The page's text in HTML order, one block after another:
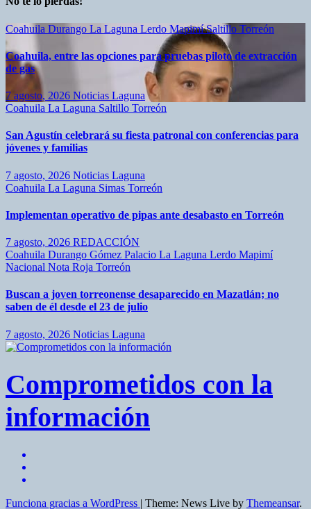
Coahuila Durango La Laguna Lerdo MapimíSaltillo Torreón
Coahuila, entre las opciones para pruebas piloto de extracción
de gas
7 agosto, 2026 Noticias Laguna
Coahuila La Laguna Saltillo Torreón
San Agustín celebrará su fiesta patronal con conferencias para
jóvenes y familias
7 agosto, 2026 Noticias Laguna
Coahuila La Laguna Simas Torreón
Implementan operativo de pipas ante desabasto en Torreón
7 agosto, 2026 REDACCIÓN
Coahuila Durango Gómez Palacio La Laguna Lerdo Mapimí
Nacional Nota Roja Torreón
Buscan a joven torreonense desaparecido en Mazatlán; no
saben de él desde el 23 de julio
7 agosto, 2026 Noticias Laguna
Comprometidos con la
información
Funciona gracias a WordPress | Theme: News Live by Themeansar.